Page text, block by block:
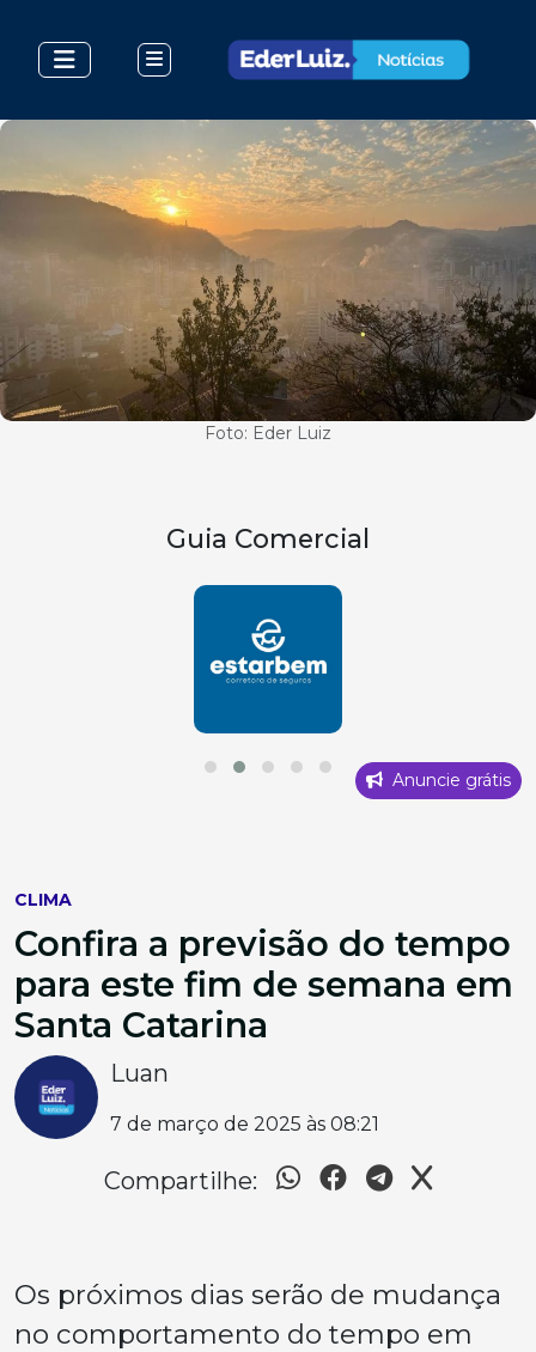
Foto: Eder Luiz
Guia Comercial
Anuncie grátis
CLIMA
Confira a previsão do tempo
para este fim de semana em
Santa Catarina
Luan
7 de março de 2025 às 08:21
Compartilhe:
Os próximos dias serão de mudança
no comportamento do tempo em